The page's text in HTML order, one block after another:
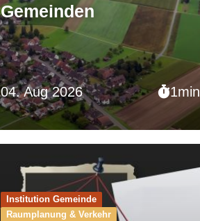
04. Aug 2026 1min
Gemeinden
Institution Gemeinde
Raumplanung & Verkehr